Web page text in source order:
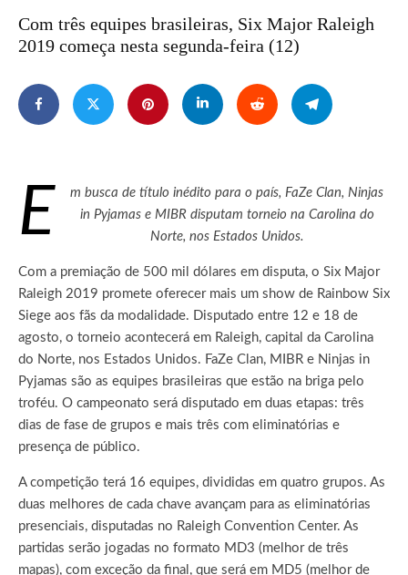
Com três equipes brasileiras, Six Major Raleigh
2019 começa nesta segunda-feira (12)
E
m busca de título inédito para o país, FaZe Clan, Ninjas
in Pyjamas e MIBR disputam torneio na Carolina do
Norte, nos Estados Unidos.
Com a premiação de 500 mil dólares em disputa, o Six Major
Raleigh 2019 promete oferecer mais um show de Rainbow Six
Siege aos fãs da modalidade. Disputado entre 12 e 18 de
agosto, o torneio acontecerá em Raleigh, capital da Carolina
do Norte, nos Estados Unidos. FaZe Clan, MIBR e Ninjas in
Pyjamas são as equipes brasileiras que estão na briga pelo
troféu. O campeonato será disputado em duas etapas: três
dias de fase de grupos e mais três com eliminatórias e
presença de público.
A competição terá 16 equipes, divididas em quatro grupos. As
duas melhores de cada chave avançam para as eliminatórias
presenciais, disputadas no Raleigh Convention Center. As
partidas serão jogadas no formato MD3 (melhor de três
mapas), com exceção da final, que será em MD5 (melhor de